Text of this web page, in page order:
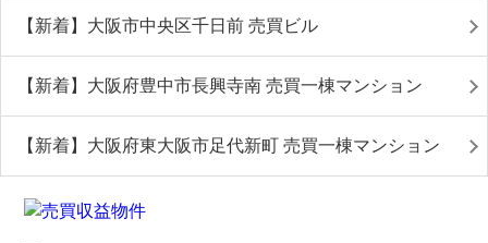
【新着】大阪市中央区千日前 売買ビル
【新着】大阪府豊中市長興寺南 売買一棟マンション
【新着】大阪府東大阪市足代新町 売買一棟マンション